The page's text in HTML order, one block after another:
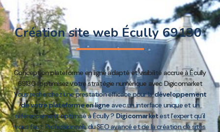
Création site web Écully 69130
Conception plateforme en ligne adapté et visibilité accrue à Écully
69130 : optimisez votre stratégie numérique avec Digicomarket
Vous recherchez une prestation efficace pour ladéveloppement
de votre plateforme en ligne avec un interface unique et un
référencement optimisé à Écully ?Digicomarketest l’expert qu’il
vous faut. Professionnels duSEO avancé et de la création de sites